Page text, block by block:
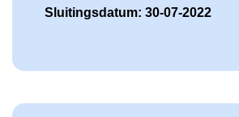
Sluitingsdatum: 30-07-2022